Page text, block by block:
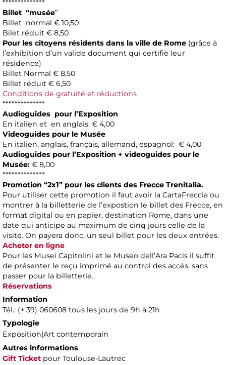
**************
Billet “musée”
Billet normal € 10,50
Bilet réduit € 8,50
Pour les citoyens résidents dans la ville de Rome (grâce à
l’exhibition d’un valide document qui certifie leur
résidence)
Billet Normal € 8,50
Billet réduit € 6,50
Conditions de gratuité et réductions
**************
Audioguides pour l’Exposition
En italien et en anglais: € 4,00
Videoguides pour le Musée
En italien, anglais, français, allemand, espagnol: € 4,00
Audioguides pour l’Exposition + videoguides pour le
Musée: € 8,00
**************
Promotion “2x1” pour les clients des Frecce Trenitalia.
Pour utiliser cette promotion il faut avoir la CartaFreccia ou
montrer à la billetterie de l’expostion le billet des Frecce, en
format digital ou en papier, destination Rome, dans une
date qui anticipe au maximum de cinq jours celle de la
visite. On payera donc, un seul billet pour les deux entrées.
Acheter en ligne
Pour les Musei Capitolini et le Museo dell’Ara Pacis il suffit
de présenter le reçu imprimé au control des accès, sans
passer pour la billetterie.
Réservations
Information
Tél.: (+ 39) 060608 tous les jours de 9h à 21h
Typologie
Exposition|Art contemporain
Autres informations
Gift Ticket pour Toulouse-Lautrec